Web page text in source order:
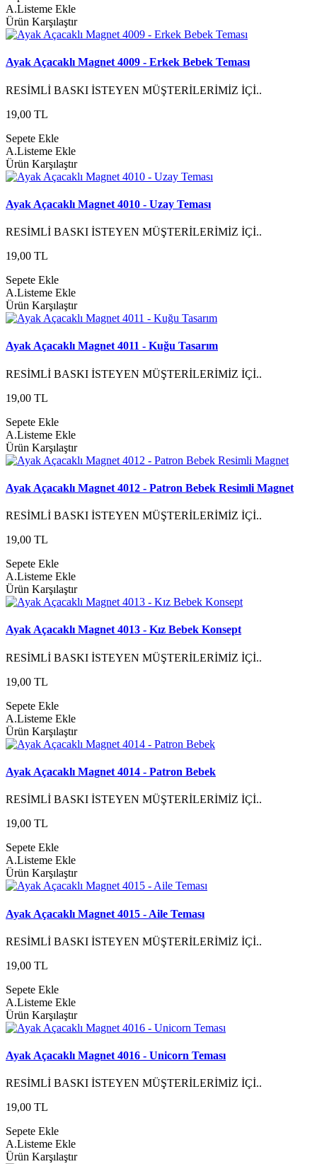
A.Listeme Ekle
Ürün Karşılaştır
Ayak Açacaklı Magnet 4009 - Erkek Bebek Teması
RESİMLİ BASKI İSTEYEN MÜŞTERİLERİMİZ İÇİ..
19,00 TL
Sepete Ekle
A.Listeme Ekle
Ürün Karşılaştır
Ayak Açacaklı Magnet 4010 - Uzay Teması
RESİMLİ BASKI İSTEYEN MÜŞTERİLERİMİZ İÇİ..
19,00 TL
Sepete Ekle
A.Listeme Ekle
Ürün Karşılaştır
Ayak Açacaklı Magnet 4011 - Kuğu Tasarım
RESİMLİ BASKI İSTEYEN MÜŞTERİLERİMİZ İÇİ..
19,00 TL
Sepete Ekle
A.Listeme Ekle
Ürün Karşılaştır
Ayak Açacaklı Magnet 4012 - Patron Bebek Resimli Magnet
RESİMLİ BASKI İSTEYEN MÜŞTERİLERİMİZ İÇİ..
19,00 TL
Sepete Ekle
A.Listeme Ekle
Ürün Karşılaştır
Ayak Açacaklı Magnet 4013 - Kız Bebek Konsept
RESİMLİ BASKI İSTEYEN MÜŞTERİLERİMİZ İÇİ..
19,00 TL
Sepete Ekle
A.Listeme Ekle
Ürün Karşılaştır
Ayak Açacaklı Magnet 4014 - Patron Bebek
RESİMLİ BASKI İSTEYEN MÜŞTERİLERİMİZ İÇİ..
19,00 TL
Sepete Ekle
A.Listeme Ekle
Ürün Karşılaştır
Ayak Açacaklı Magnet 4015 - Aile Teması
RESİMLİ BASKI İSTEYEN MÜŞTERİLERİMİZ İÇİ..
19,00 TL
Sepete Ekle
A.Listeme Ekle
Ürün Karşılaştır
Ayak Açacaklı Magnet 4016 - Unicorn Teması
RESİMLİ BASKI İSTEYEN MÜŞTERİLERİMİZ İÇİ..
19,00 TL
Sepete Ekle
A.Listeme Ekle
Ürün Karşılaştır